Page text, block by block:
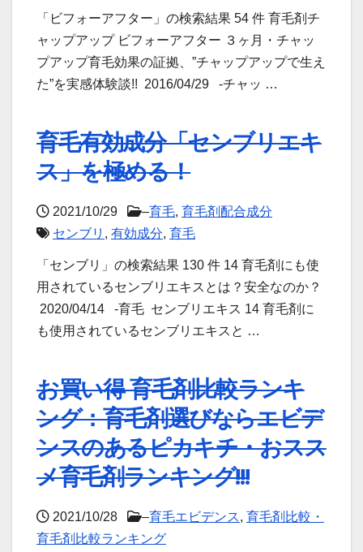
「ビフォーアフター」の検索結果 54 件 育毛剤チ
ャップアップ ビフォーアフター ３ヶ月・チャッ
プアップ育毛効果の証拠、”チャップアップで生え
た”を実感体験談!! 2016/04/29 -チャッ …
育毛有効成分「センブリエキ
ス」を極める！
2021/10/29 –育毛, 育毛剤配合成分
センブリ , 有効成分, 育毛
「センブリ」の検索結果 130 件 14 育毛剤にも使
用されているセンブリエキスとは？安全なのか？
2020/04/14 -育毛 センブリエキス 14 育毛剤に
も使用されているセンブリエキスと …
お買い得 育毛剤比較ランキ
ング：育毛剤選びならエビデ
ンスのあるピカキチ・おスス
メ育毛剤ランキング!!!
2021/10/28 –育毛エビデンス, 育毛剤比較・
育毛剤比較ランキング